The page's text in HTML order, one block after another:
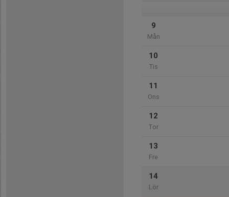
9
Mån
10
Tis
11
Ons
12
Tor
13
Fre
14
Lör